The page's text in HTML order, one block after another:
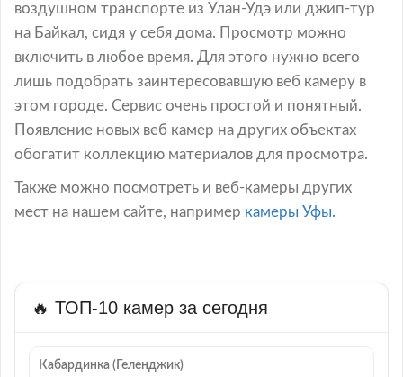
воздушном транспорте из Улан-Удэ или джип-тур
на Байкал, сидя у себя дома. Просмотр можно
включить в любое время. Для этого нужно всего
лишь подобрать заинтересовавшую веб камеру в
этом городе. Сервис очень простой и понятный.
Появление новых веб камер на других объектах
обогатит коллекцию материалов для просмотра.
Также можно посмотреть и веб-камеры других
мест на нашем сайте, например камеры Уфы.
🔥 ТОП-10 камер за сегодня
Кабардинка (Геленджик)